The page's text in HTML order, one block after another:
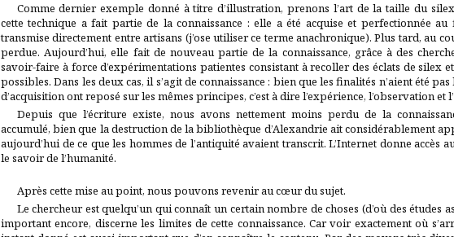
Comme dernier exemple donné à titre d’illustration, prenons l’art de la taille du
cette technique a fait partie de la connaissance : elle a été acquise et perfectionnée
transmise directement entre artisans (j’ose utiliser ce terme anachronique). Plus tard, au
perdue. Aujourd’hui, elle fait de nouveau partie de la connaissance, grâce à des
savoir-faire à force d’expérimentations patientes consistant à recoller des éclats de silex
possibles. Dans les deux cas, il s’agit de connaissance : bien que les finalités n’aient été
d’acquisition ont reposé sur les mêmes principes, c’est à dire l’expérience, l’observation et
Depuis que l’écriture existe, nous avons nettement moins perdu de la
accumulé, bien que la destruction de la bibliothèque d’Alexandrie ait considérablement
aujourd’hui de ce que les hommes de l’antiquité avaient transcrit. L’Internet donne accès
le savoir de l’humanité.
Après cette mise au point, nous pouvons revenir au cœur du sujet.
Le chercheur est quelqu’un qui connaît un certain nombre de choses (d’où des études
important encore, discerne les limites de cette connaissance. Car voir exactement où